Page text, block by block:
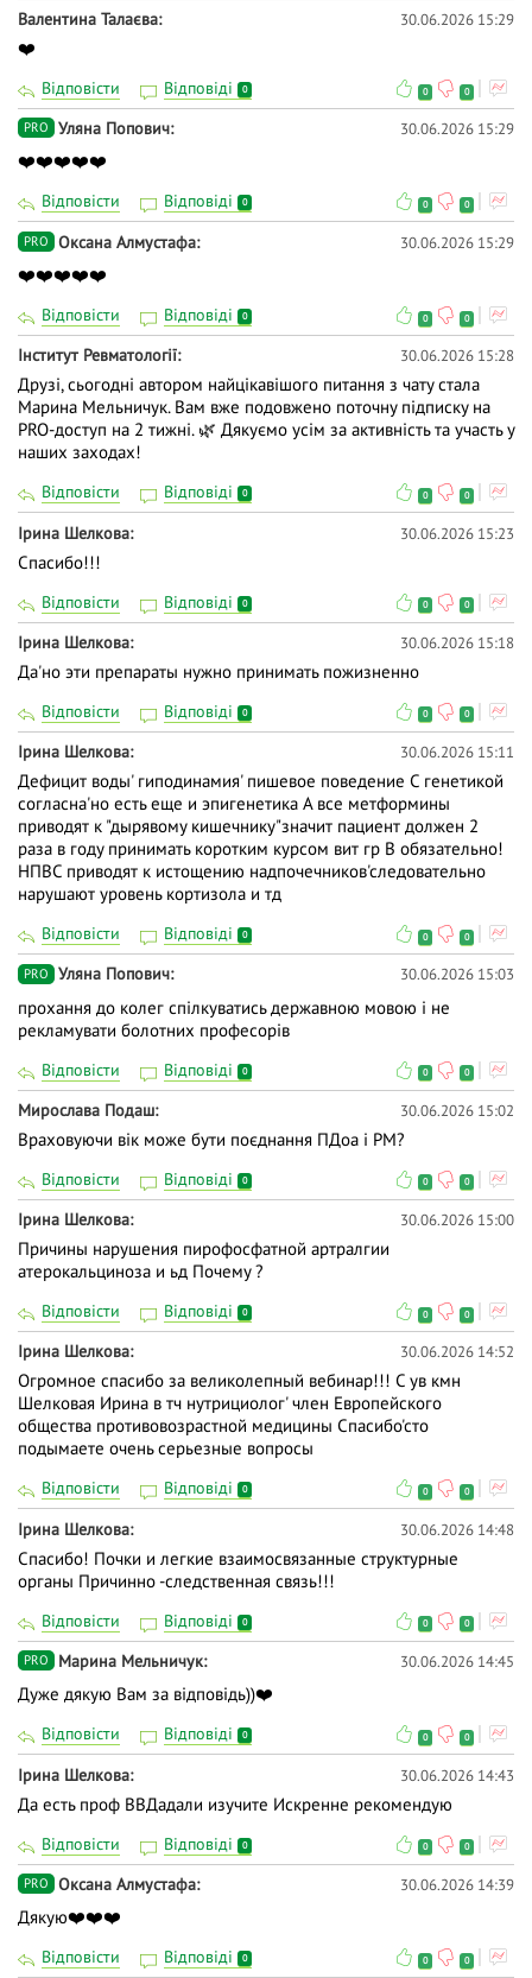
Валентина Талаєва 30.06.2026 15:29
❤️
Відповісти Відповіді 0 0 0
PRO Уляна Попович 30.06.2026 15:29
❤️❤️❤️❤️❤️
Відповісти Відповіді 0 0 0
PRO Оксана Алмустафа 30.06.2026 15:29
❤️❤️❤️❤️❤️
Відповісти Відповіді 0 0 0
Iнститут Ревматології 30.06.2026 15:28
Друзі, сьогодні автором найцікавішого питання з чату стала
Марина Мельничук. Вам вже подовжено поточну підписку на
PRO-доступ на 2 тижні. 🌿 Дякуємо усім за активність та участь у
наших заходах!
Відповісти Відповіді 0 0 0
Ірина Шелкова 30.06.2026 15:23
Спасибо!!!
Відповісти Відповіді 0 0 0
Ірина Шелкова 30.06.2026 15:18
Да'но эти препараты нужно принимать пожизненно
Відповісти Відповіді 0 0 0
Ірина Шелкова 30.06.2026 15:11
Дефицит воды' гиподинамия' пишевое поведение С генетикой
согласна'но есть еще и эпигенетика А все метформины
приводят к "дырявому кишечнику"значит пациент должен 2
раза в году принимать коротким курсом вит гр В обязательно!
НПВС приводят к истощению надпочечников'следовательно
нарушают уровень кортизола и тд
Відповісти Відповіді 0 0 0
PRO Уляна Попович 30.06.2026 15:03
прохання до колег спілкуватись державною мовою і не
рекламувати болотних професорів
Відповісти Відповіді 0 0 0
Мирослава Подаш 30.06.2026 15:02
Враховуючи вік може бути поєднання ПДоа і РМ?
Відповісти Відповіді 0 0 0
Ірина Шелкова 30.06.2026 15:00
Причины нарушения пирофосфатной артралгии
атерокальциноза и ьд Почему ?
Відповісти Відповіді 0 0 0
Ірина Шелкова 30.06.2026 14:52
Огромное спасибо за великолепный вебинар!!! С ув кмн
Шелковая Ирина в тч нутрициолог' член Европейского
общества противовозрастной медицины Спасибо'сто
подымаете очень серьезные вопросы
Відповісти Відповіді 0 0 0
Ірина Шелкова 30.06.2026 14:48
Спасибо! Почки и легкие взаимосвязанные структурные
органы Причинно -следственная связь!!!
Відповісти Відповіді 0 0 0
PRO Марина Мельничук 30.06.2026 14:45
Дуже дякую Вам за відповідь))❤️
Відповісти Відповіді 0 0 0
Ірина Шелкова 30.06.2026 14:43
Да есть проф ВВДадали изучите Искренне рекомендую
Відповісти Відповіді 0 0 0
PRO Оксана Алмустафа 30.06.2026 14:39
Дякую❤️❤️❤️
Відповісти Відповіді 0 0 0